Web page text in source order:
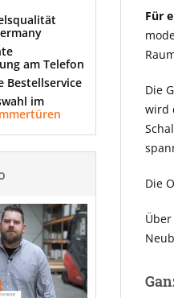
am Telefon
Bestellservice
im
Für
Die
wird
Die